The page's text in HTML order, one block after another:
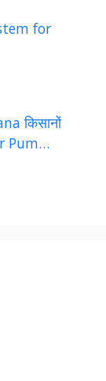
for
किसानों
Pum…